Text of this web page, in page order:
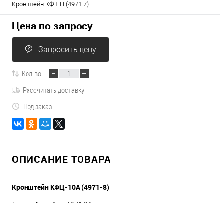
Кронштейн КФШЦ (4971-7)
Цена по запросу
Запросить цену
Кол-во:
Рассчитать доставку
Под заказ
ОПИСАНИЕ ТОВАРА
Кронштейн КФЦ-10А (4971-8)